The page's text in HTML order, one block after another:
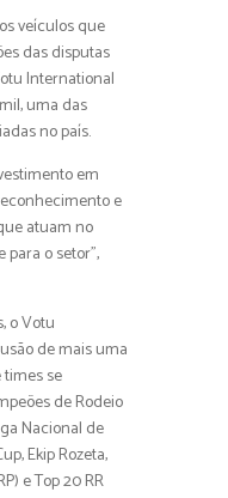
veículos que
das disputas
International
uma das
no país.
em
e
atuam no
o setor”,
o Votu
de mais uma
se
de Rodeio
Nacional de
Ekip Rozeta,
e Top 20 RR